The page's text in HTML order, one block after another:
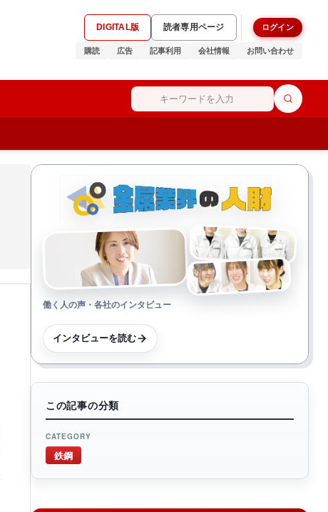
DIGITAL版 読者専用ページ ログイン
購読 広告 記事利用 会社情報 お問い合わせ
働く人の声・各社のインタビュー
インタビューを読む
この記事の分類
CATEGORY
鉄鋼